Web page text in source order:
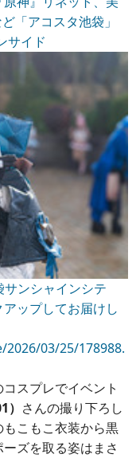
「アコスタ池袋」
サイド
ンシャインシテ
ップしてお届けし
03/25/178988.
スプレでイベント
さんの撮り下ろし
こもこ衣装から黒
ズを取る姿はまさ